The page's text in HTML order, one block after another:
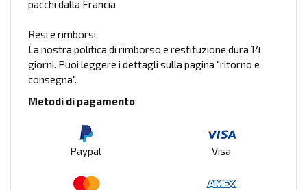
pacchi dalla Francia
Resi e rimborsi
La nostra politica di rimborso e restituzione dura 14
giorni. Puoi leggere i dettagli sulla pagina "ritorno e
consegna".
Metodi di pagamento
Paypal Visa